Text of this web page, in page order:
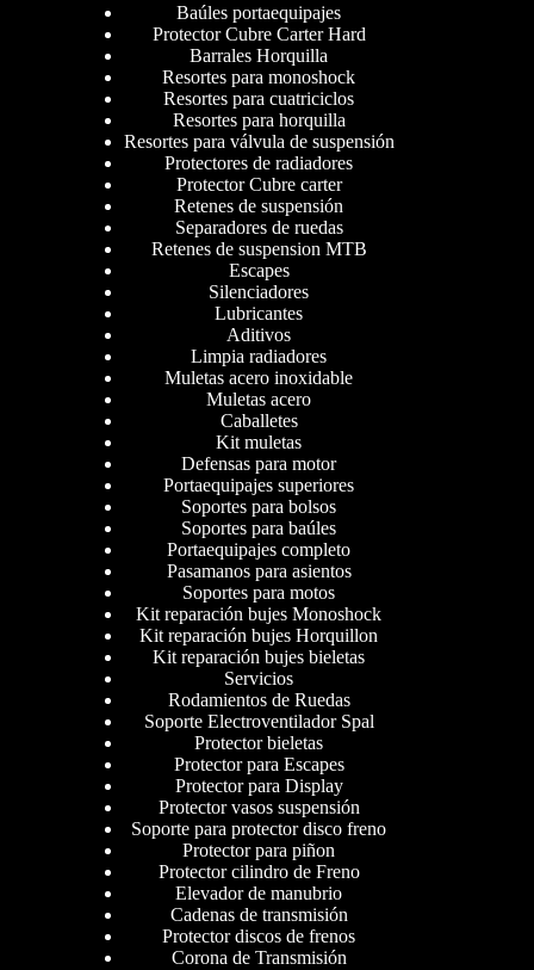
Baúles portaequipajes
Protector Cubre Carter Hard
Barrales Horquilla
Resortes para monoshock
Resortes para cuatriciclos
Resortes para horquilla
Resortes para válvula de suspensión
Protectores de radiadores
Protector Cubre carter
Retenes de suspensión
Separadores de ruedas
Retenes de suspension MTB
Escapes
Silenciadores
Lubricantes
Aditivos
Limpia radiadores
Muletas acero inoxidable
Muletas acero
Caballetes
Kit muletas
Defensas para motor
Portaequipajes superiores
Soportes para bolsos
Soportes para baúles
Portaequipajes completo
Pasamanos para asientos
Soportes para motos
Kit reparación bujes Monoshock
Kit reparación bujes Horquillon
Kit reparación bujes bieletas
Servicios
Rodamientos de Ruedas
Soporte Electroventilador Spal
Protector bieletas
Protector para Escapes
Protector para Display
Protector vasos suspensión
Soporte para protector disco freno
Protector para piñon
Protector cilindro de Freno
Elevador de manubrio
Cadenas de transmisión
Protector discos de frenos
Corona de Transmisión